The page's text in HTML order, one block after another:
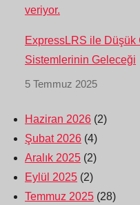
ExpressLRS ile
Sistemlerinin Geleceği
5 Temmuz 2025
Haziran 2026 (2)
Şubat 2026 (4)
Aralık 2025 (2)
Eylül 2025 (2)
Temmuz 2025 (28)